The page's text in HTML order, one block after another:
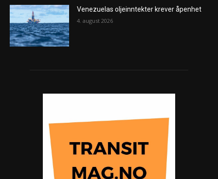
Venezuelas oljeinntekter krever åpenhet
4. august 2026